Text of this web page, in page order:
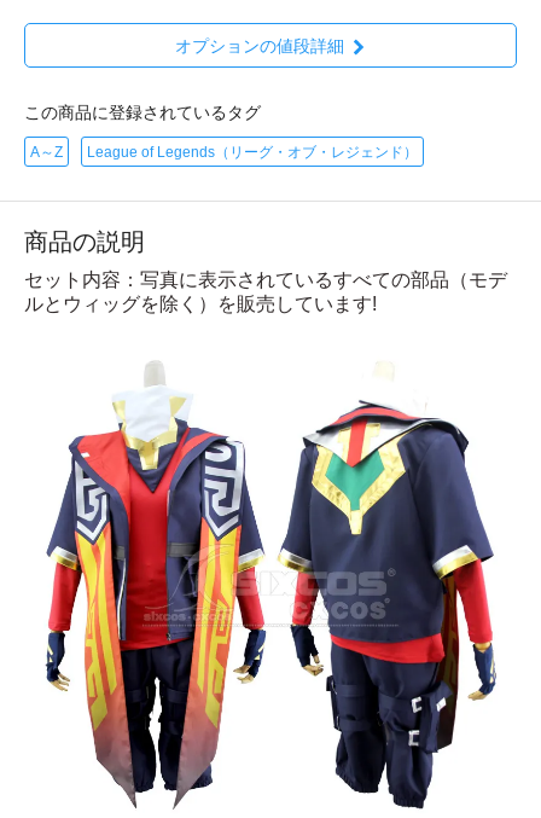
オプションの値段詳細
この商品に登録されているタグ
A～Z League of Legends（リーグ・オブ・レジェンド）
商品の説明
セット内容：写真に表示されているすべての部品（モデ
ルとウィッグを除く）を販売しています!